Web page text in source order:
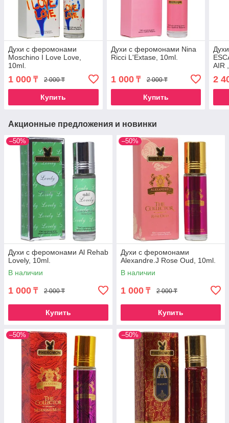
Духи с феромонами
Moschino I Love Love,
10ml.
1 000 ₸ 2 000 ₸
Купить
Духи с феромонами Nina
Ricci L'Extase, 10ml.
1 000₸ 2 000 ₸
Купить
AIR
2
Акционные предложения и новинки
–50%
Духи с феромонами Al Rehab
Lovely, 10ml.
В наличии
1 000 ₸ 2 000 ₸
Купить
–50%
Духи с феромонами
Alexandre.J Rose Oud, 10ml.
В наличии
1 000 ₸ 2 000 ₸
Купить
–50% –50%